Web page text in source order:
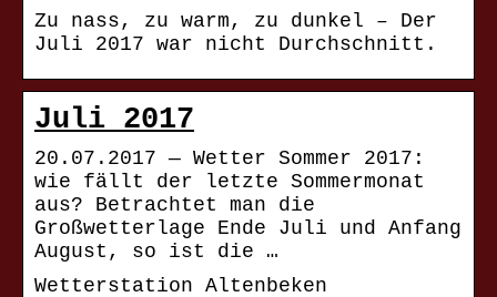
Zu nass, zu warm, zu dunkel – Der
Juli 2017 war nicht Durchschnitt.
Juli 2017
20.07.2017 — Wetter Sommer 2017:
wie fällt der letzte Sommermonat
aus? Betrachtet man die
Großwetterlage Ende Juli und Anfang
August, so ist die …
Wetterstation Altenbeken